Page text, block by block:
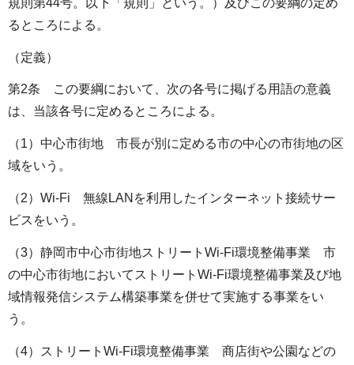
るところによる。
（定義）
第2条 この要綱において、次の各号に掲げる用語の意義
は、当該各号に定めるところによる。
（1）中心市街地 市長が別に定める市の中心の市街地の区
域をいう。
（2）Wi-Fi 無線LANを利用したインターネット接続サー
ビスをいう。
（3）静岡市中心市街地ストリートWi-Fi環境整備事業 市
の中心市街地においてストリートWi-Fi環境整備事業及び地
域情報発信システム構築事業を併せて実施する事業をい
う。
（4）ストリートWi-Fi環境整備事業 商店街や公園などの